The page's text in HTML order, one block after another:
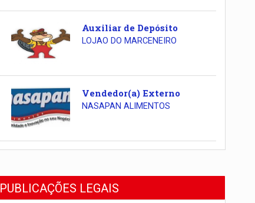
Auxiliar de Depósito
LOJAO DO MARCENEIRO
Vendedor(a) Externo
NASAPAN ALIMENTOS
PUBLICAÇÕES LEGAIS